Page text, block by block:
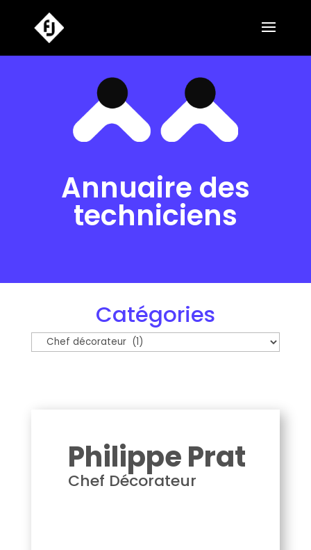
Annuaire des
techniciens
Catégories
Catégories
Philippe Prat
Chef Décorateur